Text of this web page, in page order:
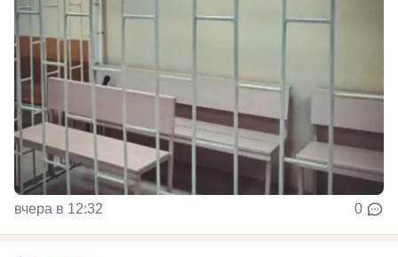
вчера в 12:32 0